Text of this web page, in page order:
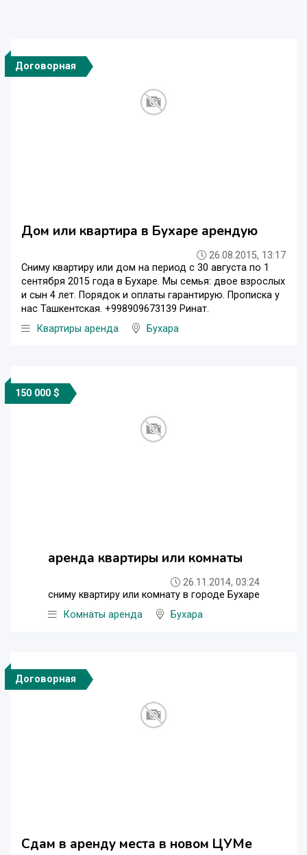
Договорная
Дом или квартира в Бухаре арендую
26.08.2015, 13:17
Сниму квартиру или дом на период с 30 августа по 1
сентября 2015 года в Бухаре. Мы семья: двое взрослых
и сын 4 лет. Порядок и оплаты гарантирую. Прописка у
нас Ташкентская. +998909673139 Ринат.
Квартиры аренда
Бухара
150 000 $
аренда квартиры или комнаты
26.11.2014, 03:24
сниму квартиру или комнату в городе Бухаре
Комнаты аренда
Бухара
Договорная
Сдам в аренду места в новом ЦУМе